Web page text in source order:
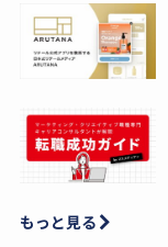
もっと見る